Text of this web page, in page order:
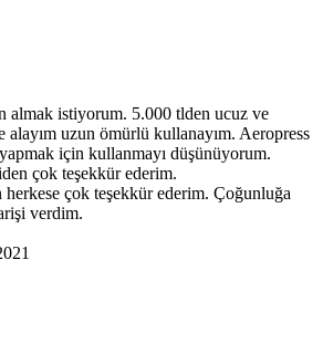
almak istiyorum. 5.000 tlden ucuz ve
alayım uzun ömürlü kullanayım. Aeropress
için kullanmayı düşünüyorum.
çok teşekkür ederim.
çok teşekkür ederim. Çoğunluğa
verdim.